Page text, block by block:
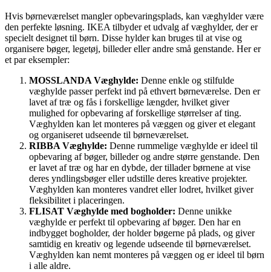
Hvis børneværelset mangler opbevaringsplads, kan væghylder være
den perfekte løsning. IKEA tilbyder et udvalg af væghylder, der er
specielt designet til børn. Disse hylder kan bruges til at vise og
organisere bøger, legetøj, billeder eller andre små genstande. Her er
et par eksempler:
MOSSLANDA Væghylde: Denne enkle og stilfulde
væghylde passer perfekt ind på ethvert børneværelse. Den er
lavet af træ og fås i forskellige længder, hvilket giver
mulighed for opbevaring af forskellige størrelser af ting.
Væghylden kan let monteres på væggen og giver et elegant
og organiseret udseende til børneværelset.
RIBBA Væghylde: Denne rummelige væghylde er ideel til
opbevaring af bøger, billeder og andre større genstande. Den
er lavet af træ og har en dybde, der tillader børnene at vise
deres yndlingsbøger eller udstille deres kreative projekter.
Væghylden kan monteres vandret eller lodret, hvilket giver
fleksibilitet i placeringen.
FLISAT Væghylde med bogholder: Denne unikke
væghylde er perfekt til opbevaring af bøger. Den har en
indbygget bogholder, der holder bøgerne på plads, og giver
samtidig en kreativ og legende udseende til børneværelset.
Væghylden kan nemt monteres på væggen og er ideel til børn
i alle aldre.